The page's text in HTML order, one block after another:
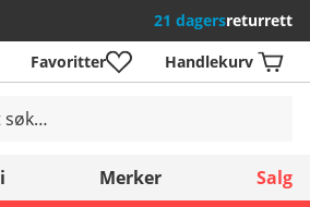
21 dagersreturrett
Favoritter Handlekurv
Merker Salg